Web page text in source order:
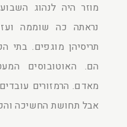
מוזר היה לנהוג
נראתה כה שוממה
תריסיהן מוגפים. בתי
הם. האוטובוסים
מאדם. הרמזורים
אבל תחושת החשיכה